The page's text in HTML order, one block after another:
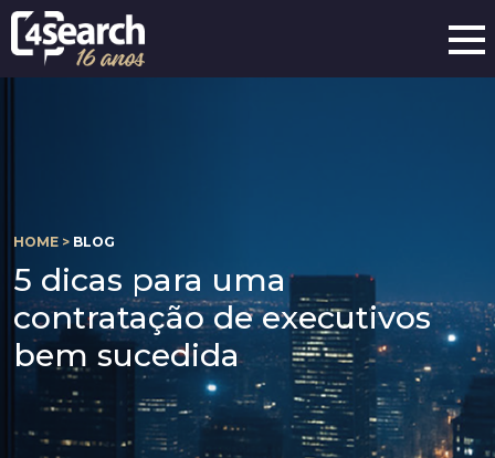
HOME > BLOG
5 dicas para uma
contratação de executivos
bem sucedida